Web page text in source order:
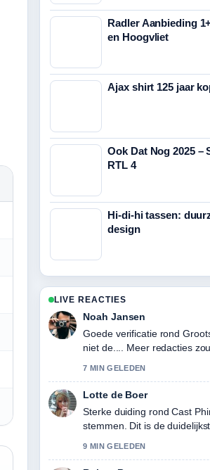
Radler Aanbieding
en Hoogvliet
Ajax shirt 125 jaar
Ook Dat Nog 2025 –
RTL 4
Hi-di-hi tassen:
design
LIVE REACTIES
Noah Jansen
Goede verificatie rond
niet de.... Meer redacties
7 MIN GELEDEN
Lotte de Boer
Sterke duiding rond Cast
stemmen. Dit is de
9 MIN GELEDEN